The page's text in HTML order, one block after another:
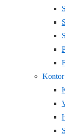
Kontor